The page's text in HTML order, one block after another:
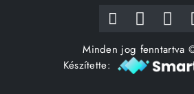
Minden jog fenntartva
Készítette: